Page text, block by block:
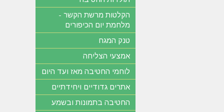
הקלטות מרשת הקשר -
מלחמת יום הכיפורים
טנק המגח
אמצעי הצליחה
לוחמי החטיבה מאז ועד היום
אתרים גדודיים ויחידתיים
החטיבה בתמונות ובשמע